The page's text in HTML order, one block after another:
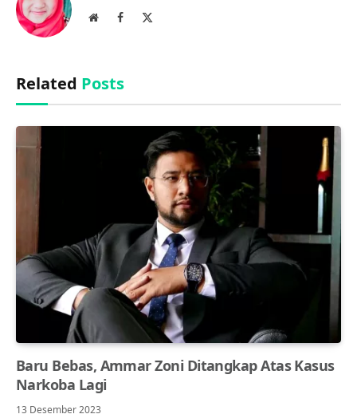
WebsiteFacebook
Related Posts
Baru Bebas, Ammar Zoni Ditangkap Atas Kasus
Narkoba Lagi
13 Desember 2023